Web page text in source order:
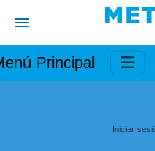
Principal
Iniciar